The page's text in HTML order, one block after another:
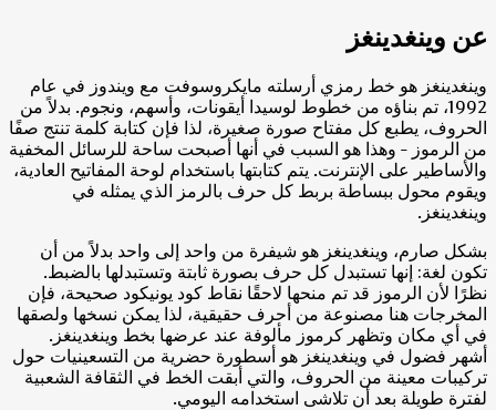
عن وينغدينغز
وينغدينغز هو خط رمزي أرسلته مايكروسوفت مع ويندوز في عام
1992، تم بناؤه من خطوط لوسيدا أيقونات، وأسهم، ونجوم. بدلاً من
الحروف، يطبع كل مفتاح صورة صغيرة، لذا فإن كتابة كلمة تنتج صفًا
من الرموز - وهذا هو السبب في أنها أصبحت ساحة للرسائل المخفية
والأساطير على الإنترنت. يتم كتابتها باستخدام لوحة المفاتيح العادية،
ويقوم محول ببساطة بربط كل حرف بالرمز الذي يمثله في
وينغدينغز.
بشكل صارم، وينغدينغز هو شيفرة من واحد إلى واحد بدلاً من أن
تكون لغة: إنها تستبدل كل حرف بصورة ثابتة وتستبدلها بالضبط.
نظرًا لأن الرموز قد تم منحها لاحقًا نقاط كود يونيكود صحيحة، فإن
المخرجات هنا مصنوعة من أحرف حقيقية، لذا يمكن نسخها ولصقها
في أي مكان وتظهر كرموز مألوفة عند عرضها بخط وينغدينغز.
أشهر فضول في وينغدينغز هو أسطورة حضرية من التسعينيات حول
تركيبات معينة من الحروف، والتي أبقت الخط في الثقافة الشعبية
لفترة طويلة بعد أن تلاشى استخدامه اليومي.